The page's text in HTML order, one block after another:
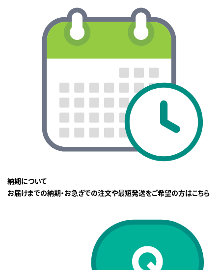
納期について
お届けまでの納期・お急ぎでの注文や最短発送をご希望の方はこちら